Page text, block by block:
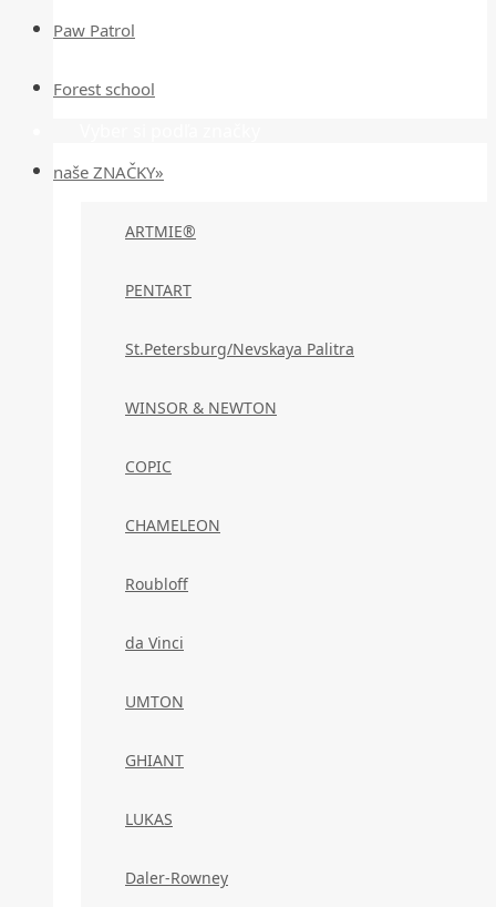
Paw Patrol
Forest school
naše ZNAČKY»
ARTMIE®
PENTART
St.Petersburg/Nevskaya Palitra
WINSOR & NEWTON
COPIC
CHAMELEON
Roubloff
da Vinci
UMTON
GHIANT
LUKAS
Daler-Rowney